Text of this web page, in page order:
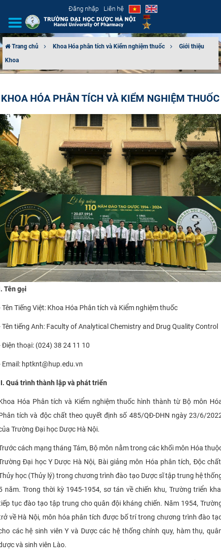
Đăng nhập Liên hệ
GIỚI THIỆU
TUYỂN SINH
ĐÀO TẠO
ĐẢM BẢO CHẤT LƯỢNG
KHOA HỌC CÔNG NGHỆ
HTQT
CỰU NGƯỜI HỌC
Trang chủ Khoa Hóa phân tích và Kiểm nghiệm thuốc
Giới thiệu
Khoa
KHOA HÓA PHÂN TÍCH VÀ KIỂM NGHIỆM THUỐC
Tên gọi
Tên Tiếng Việt: Khoa Hóa Phân tích và Kiểm nghiệm thuốc
Tên tiếng Anh: Faculty of Analytical Chemistry and Drug Quality Control
Điện thoại: (024) 38 24 11 10
Email: hptknt@hup.edu.vn
Quá trình thành lập và phát triển
Hóa Phân tích và Kiểm nghiệm thuốc hình thành từ Bộ môn
tích và độc chất theo quyết định số 485/QĐ-DHN ngày 23/6/
Trường Đại học Dược Hà Nội.
cách mạng tháng Tám, Bộ môn nằm trong các khối môn Hóa
Đại học Y Dược Hà Nội, Bài giảng môn Hóa phân tích, Độc
học (Thủy lý) trong chương trình đào tạo Dược sĩ tập trung hệ
năm. Trong thời kỳ 1945-1954, sơ tán về chiến khu, Trường triển
tục đào tạo tập trung cho quân đội kháng chiến. Năm 1954,
về Hà Nội, môn hóa phân tích được bố trí trong chương trình đào
các hệ sinh viên Y và Dược các hệ thống chính quy, hàm thụ,
và sinh viên Lào.